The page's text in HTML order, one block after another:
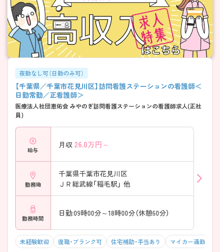
夜勤なし可（日勤のみ可）
【千葉県／千葉市花見川区】訪問看護ステーションの看護師＜
日勤常勤／正看護師＞
医療法人社団恵佑会 みやのぎ訪問看護ステーションの看護師求人(正社
員)
給与
月収 26.0万円～
勤務地
千葉県千葉市花見川区
ＪＲ総武線「稲毛駅」 他
勤務時間
日勤:09時00分～18時00分（休憩60分）
未経験歓迎 復職・ブランク可 住宅補助・手当あり マイカー通勤可・